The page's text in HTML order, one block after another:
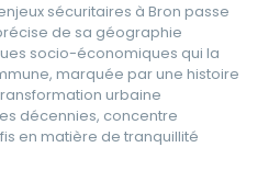
sécuritaires à Bron passe
de sa géographie
socio-économiques qui la
marquée par une histoire
urbaine
décennies, concentre
en matière de tranquillité